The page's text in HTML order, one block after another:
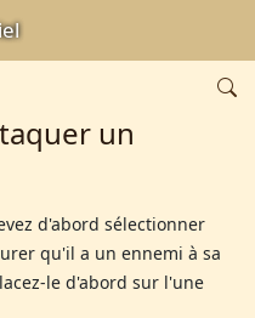
un
d'abord sélectionner
qu'il a un ennemi à sa
le d'abord sur l'une